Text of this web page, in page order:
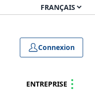
Connexion
ENTREPRISE